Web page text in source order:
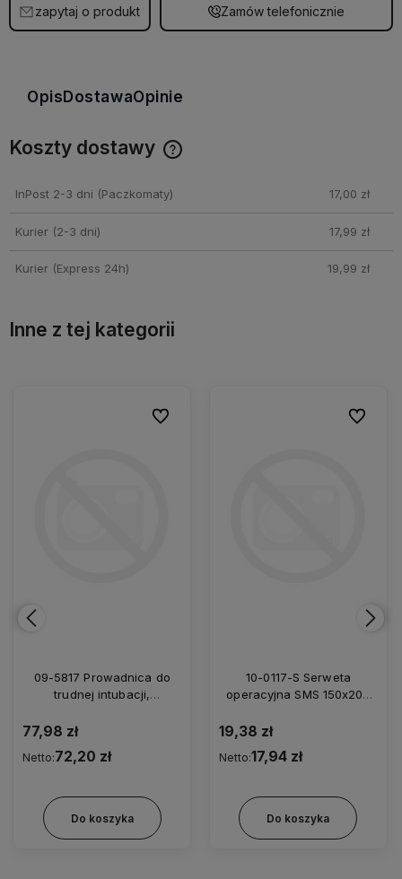
zapytaj o produkt Zamów telefonicznie
Opis DostawaOpinie
Koszty dostawy
InPost 2-3 dni (Paczkomaty) 17,00 zł
Kurier (2-3 dni) 17,99 zł
Kurier (Express 24h) 19,99 zł
Inne z tej kategorii
09-5817 Prowadnica do
trudnej intubacji,
jednorazowa z futerałem
77,98 zł
Netto:72,20 zł
Do koszyka
Do ulubionych
Do ulubionych
10-0117-S Serweta
operacyjna SMS 150x200
19,38 zł
Netto:17,94 zł
Do koszyka
Do
Do